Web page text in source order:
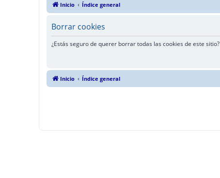
Inicio
Índice general
Borrar cookies
¿Estás seguro de querer borrar todas las cookies de este sitio?
Inicio Índice general